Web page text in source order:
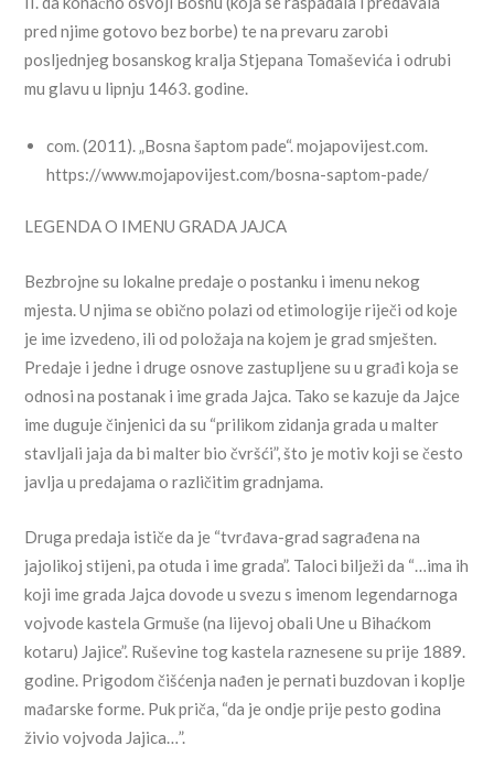
pred njime gotovo bez borbe) te na prevaru zarobi
posljednjeg bosanskog kralja Stjepana Tomaševića i odrubi
mu glavu u lipnju 1463. godine.
com. (2011). „Bosna šaptom pade“. mojapovijest.com.
https://www.mojapovijest.com/bosna-saptom-pade/
LEGENDA O IMENU GRADA JAJCA
Bezbrojne su lokalne predaje o postanku i imenu nekog
mjesta. U njima se obično polazi od etimologije riječi od koje
je ime izvedeno, ili od položaja na kojem je grad smješten.
Predaje i jedne i druge osnove zastupljene su u građi koja se
odnosi na postanak i ime grada Jajca. Tako se kazuje da Jajce
ime duguje činjenici da su “prilikom zidanja grada u malter
stavljali jaja da bi malter bio čvršći”, što je motiv koji se često
javlja u predajama o različitim gradnjama.
Druga predaja ističe da je “tvrđava-grad sagrađena na
jajolikoj stijeni, pa otuda i ime grada”. Taloci bilježi da “…ima ih
koji ime grada Jajca dovode u svezu s imenom legendarnoga
vojvode kastela Grmuše (na lijevoj obali Une u Bihaćkom
kotaru) Jajice”. Ruševine tog kastela raznesene su prije 1889.
godine. Prigodom čišćenja nađen je pernati buzdovan i koplje
mađarske forme. Puk priča, “da je ondje prije pesto godina
živio vojvoda Jajica…”.